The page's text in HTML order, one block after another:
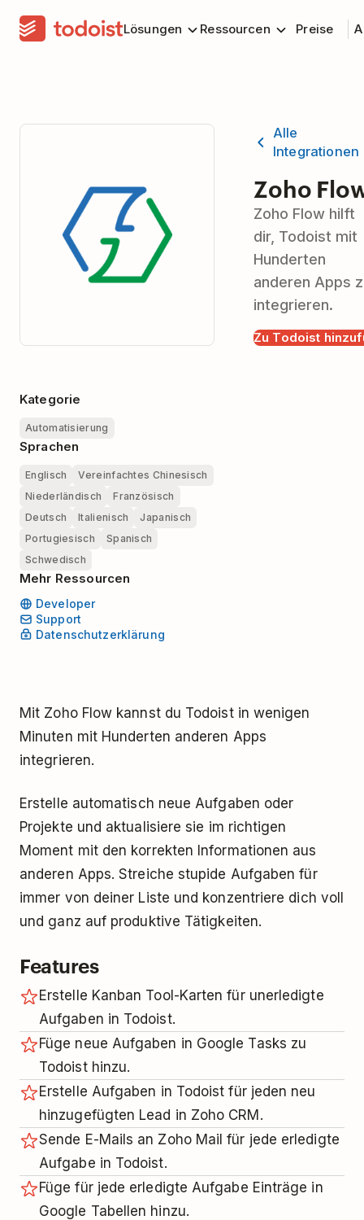
Lösungen Ressourcen Preise
Alle
Integrationen
Zoho
Zoho Flow hilft
dir, Todoist mit
Hunderten
anderen Apps
integrieren.
Zu Todoist
Kategorie
Automatisierung
Sprachen
Englisch
Vereinfachtes Chinesisch
Niederländisch
Französisch
Deutsch
Italienisch
Japanisch
Portugiesisch
Spanisch
Schwedisch
Mehr Ressourcen
Developer
Support
Datenschutzerklärung
Mit Zoho Flow kannst du Todoist in wenigen
Minuten mit Hunderten anderen Apps
integrieren.
Erstelle automatisch neue Aufgaben oder
Projekte und aktualisiere sie im richtigen
Moment mit den korrekten Informationen aus
anderen Apps. Streiche stupide Aufgaben für
immer von deiner Liste und konzentriere dich voll
und ganz auf produktive Tätigkeiten.
Features
Erstelle Kanban Tool-Karten für unerledigte
Aufgaben in Todoist.
Füge neue Aufgaben in Google Tasks zu
Todoist hinzu.
Erstelle Aufgaben in Todoist für jeden neu
hinzugefügten Lead in Zoho CRM.
Sende E-Mails an Zoho Mail für jede erledigte
Aufgabe in Todoist.
Füge für jede erledigte Aufgabe Einträge in
Google Tabellen hinzu.